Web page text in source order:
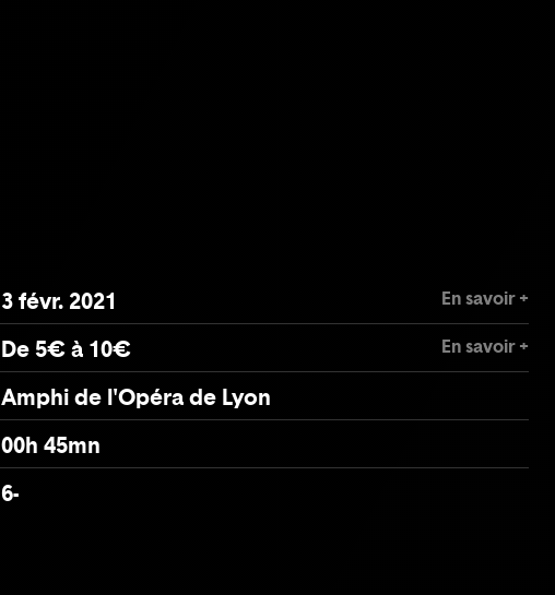
3 févr. 2021 En savoir +
De 5€ à 10€ En savoir +
Amphi de l'Opéra de Lyon
00h 45mn
6-